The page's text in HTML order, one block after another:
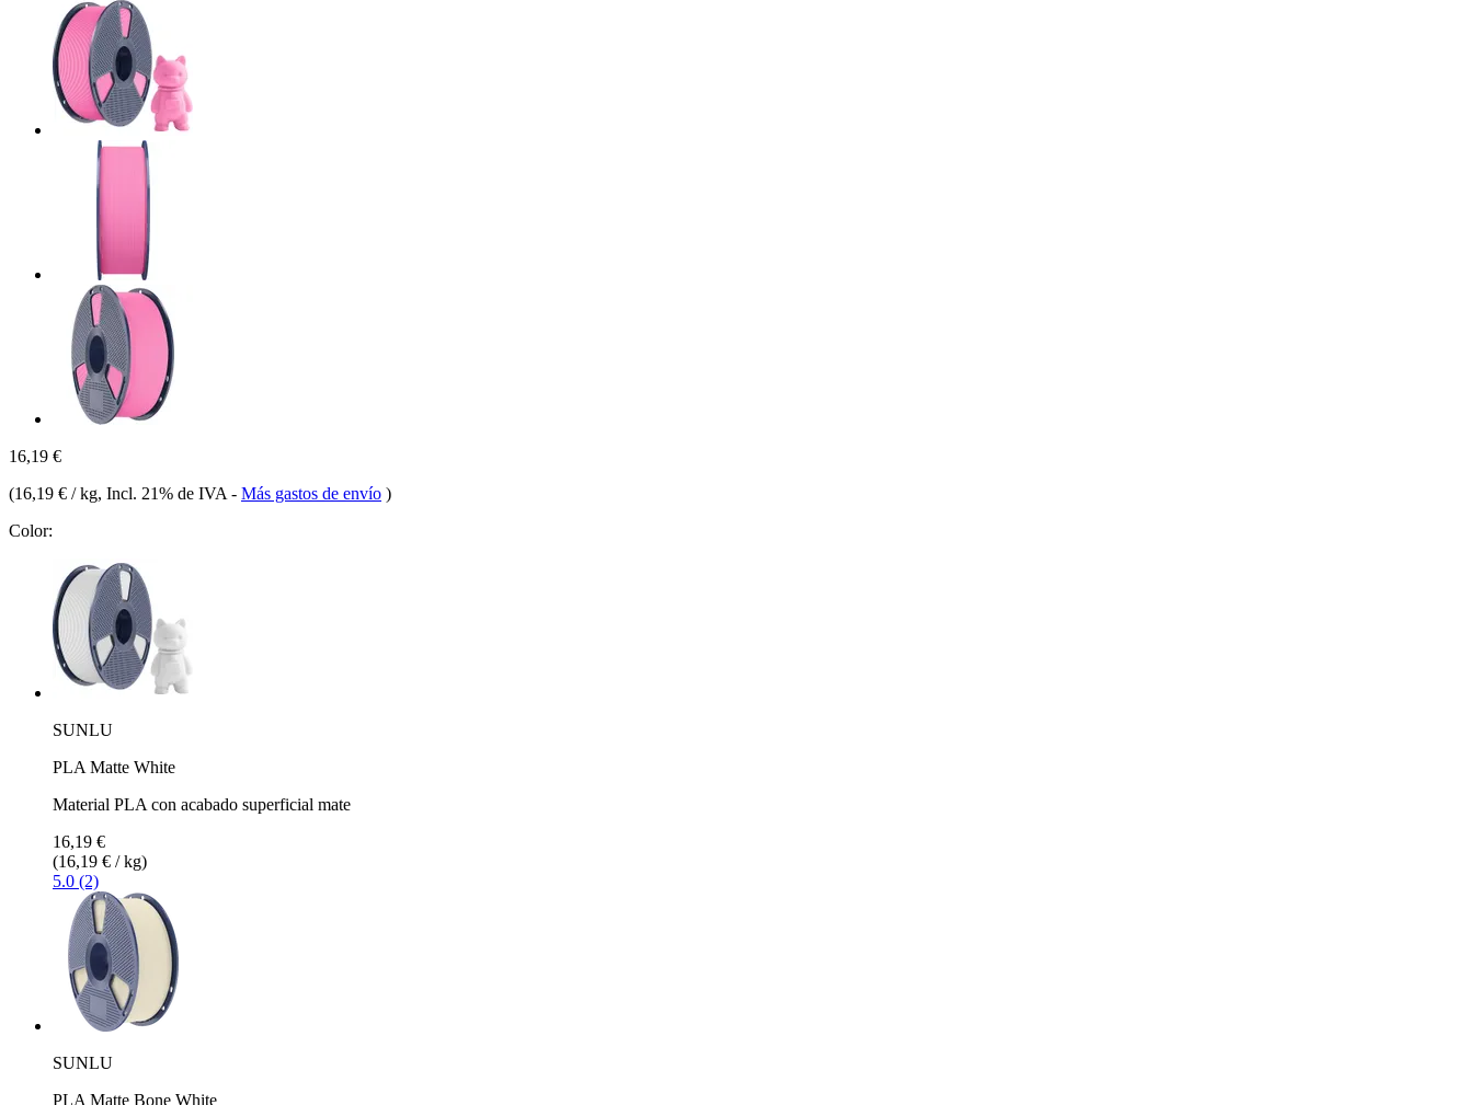
16,19 €
(16,19 € / kg, Incl. 21% de IVA - Más gastos de envío )
Color:
SUNLU
PLA Matte White
Material PLA con acabado superficial mate
16,19 €
(16,19 € / kg)
5.0 (2)
SUNLU
PLA Matte Bone White